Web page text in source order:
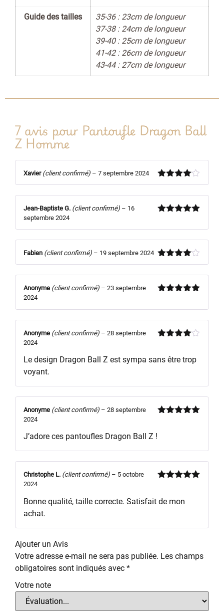
Guide des tailles
35-36 : 23cm de longueur
37-38 : 24cm de longueur
39-40 : 25cm de longueur
41-42 : 26cm de longueur
43-44 : 27cm de longueur
7 avis pour Pantoufle Dragon Ball
Z Homme
Note4
Xavier (client confirmé) – 7 septembre 2024
5
Jean-Baptiste G. (client confirmé) – 16
septembre 2024
Note4
Fabien (client confirmé) – 19 septembre 2024
5
Anonyme (client confirmé) – 23 septembre
2024
Anonyme (client confirmé) – 28 septembre
2024
Le design Dragon Ball Z est sympa sans être trop
voyant.
Anonyme (client confirmé) – 28 septembre
2024
J’adore ces pantoufles Dragon Ball Z !
Christophe L. (client confirmé) – 5 octobre
2024
Bonne qualité, taille correcte. Satisfait de mon
achat.
Ajouter un Avis
Votre adresse e-mail ne sera pas publiée. Les champs
obligatoires sont indiqués avec *
Votre note